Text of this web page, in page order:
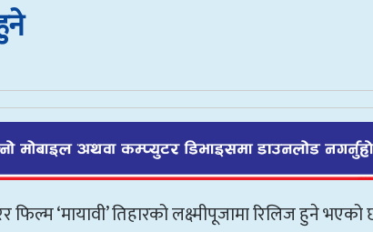
फिल्म ‘मायावी’ तिहारको लक्ष्मीपूजामा रिलिज हुने भएको